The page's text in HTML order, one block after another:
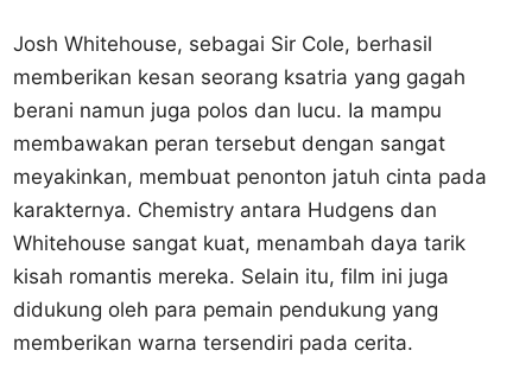
Josh Whitehouse, sebagai Sir Cole, berhasil
memberikan kesan seorang ksatria yang gagah
berani namun juga polos dan lucu. Ia mampu
membawakan peran tersebut dengan sangat
meyakinkan, membuat penonton jatuh cinta pada
karakternya. Chemistry antara Hudgens dan
Whitehouse sangat kuat, menambah daya tarik
kisah romantis mereka. Selain itu, film ini juga
didukung oleh para pemain pendukung yang
memberikan warna tersendiri pada cerita.